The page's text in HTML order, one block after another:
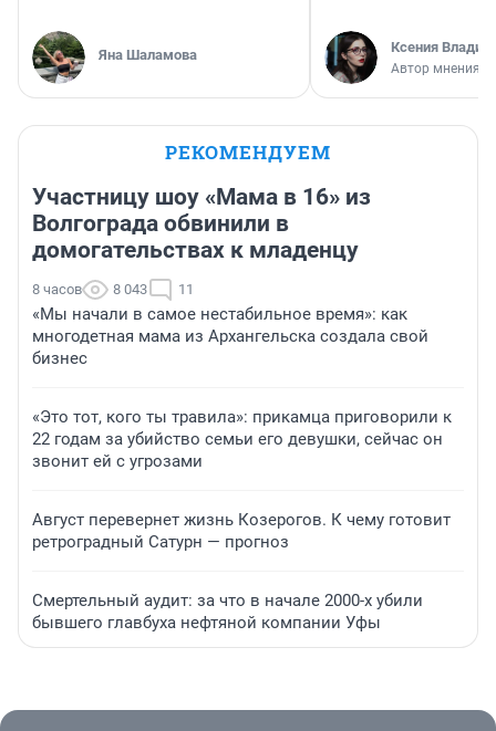
Яна Шаламова Ксения
Автор мнения
РЕКОМЕНДУЕМ
Участницу шоу «Мама в 16» из
Волгограда обвинили в
домогательствах к младенцу
8 часов 8 043 11
«Мы начали в самое нестабильное время»: как
многодетная мама из Архангельска создала свой
бизнес
«Это тот, кого ты травила»: прикамца приговорили к
22 годам за убийство семьи его девушки, сейчас он
звонит ей с угрозами
Август перевернет жизнь Козерогов. К чему готовит
ретроградный Сатурн — прогноз
Смертельный аудит: за что в начале 2000-х убили
бывшего главбуха нефтяной компании Уфы